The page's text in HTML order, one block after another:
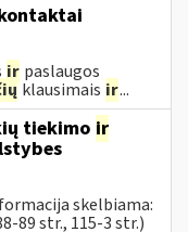
ir paslaugos
klausimais ir...
tiekimo ir
skelbiama:
89 str., 115-3 str.)